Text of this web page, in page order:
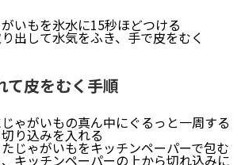
いもを氷水に15秒ほどつける
出して水気をふき、手で皮をむく
て皮をむく手順
ゃがいもの真ん中にぐるっと一周する
り込みを入れる
じゃがいもをキッチンペーパーで包む
キッチンペーパーの上から切れ込みに